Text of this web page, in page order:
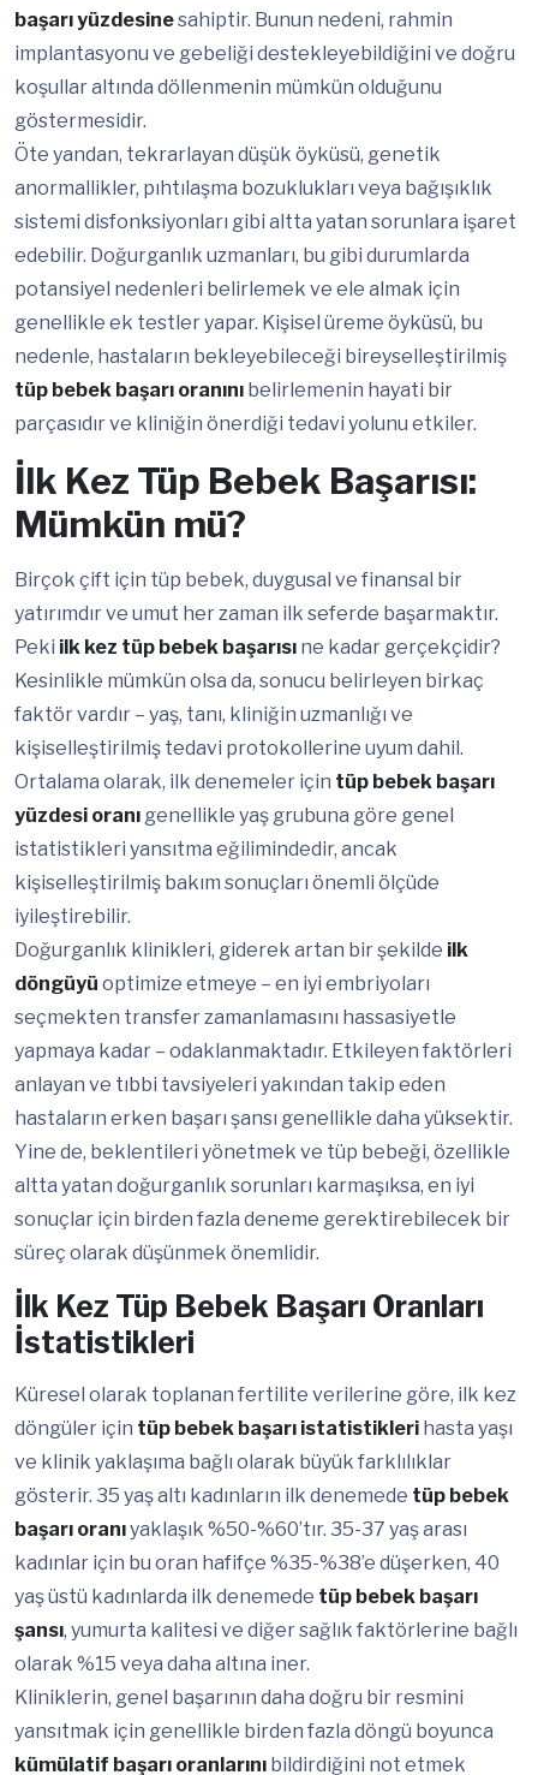
başarı yüzdesinesahiptir. Bunun nedeni, rahmin
implantasyonu ve gebeliği destekleyebildiğini ve doğru
koşullar altında döllenmenin mümkün olduğunu
göstermesidir.
Öte yandan, tekrarlayan düşük öyküsü, genetik
anormallikler, pıhtılaşma bozuklukları veya bağışıklık
sistemi disfonksiyonları gibi altta yatan sorunlara işaret
edebilir. Doğurganlık uzmanları, bu gibi durumlarda
potansiyel nedenleri belirlemek ve ele almak için
genellikle ek testler yapar. Kişisel üreme öyküsü, bu
nedenle, hastaların bekleyebileceği bireyselleştirilmiş
tüp bebek başarı oranını belirlemenin hayati bir
parçasıdır ve kliniğin önerdiği tedavi yolunu etkiler.
İlk Kez Tüp Bebek Başarısı:
Mümkün mü?
Birçok çift için tüp bebek, duygusal ve finansal bir
yatırımdır ve umut her zaman ilk seferde başarmaktır.
Peki ilk kez tüp bebek başarısı ne kadar gerçekçidir?
Kesinlikle mümkün olsa da, sonucu belirleyen birkaç
faktör vardır – yaş, tanı, kliniğin uzmanlığı ve
kişiselleştirilmiş tedavi protokollerine uyum dahil.
Ortalama olarak, ilk denemeler için tüp bebek başarı
yüzdesi oranı genellikle yaş grubuna göre genel
istatistikleri yansıtma eğilimindedir, ancak
kişiselleştirilmiş bakım sonuçları önemli ölçüde
iyileştirebilir.
Doğurganlık klinikleri, giderek artan bir şekilde ilk
döngüyü optimize etmeye – en iyi embriyoları
seçmekten transfer zamanlamasını hassasiyetle
yapmaya kadar – odaklanmaktadır. Etkileyen faktörleri
anlayan ve tıbbi tavsiyeleri yakından takip eden
hastaların erken başarı şansı genellikle daha yüksektir.
Yine de, beklentileri yönetmek ve tüp bebeği, özellikle
altta yatan doğurganlık sorunları karmaşıksa, en iyi
sonuçlar için birden fazla deneme gerektirebilecek bir
süreç olarak düşünmek önemlidir.
İlk Kez Tüp Bebek Başarı Oranları
İstatistikleri
Küresel olarak toplanan fertilite verilerine göre, ilk kez
döngüler için tüp bebek başarı istatistikleri hasta yaşı
ve klinik yaklaşıma bağlı olarak büyük farklılıklar
gösterir. 35 yaş altı kadınların ilk denemede tüp bebek
başarı oranıyaklaşık %50-%60’tır. 35-37 yaş arası
kadınlar için bu oran hafifçe %35-%38’e düşerken, 40
yaş üstü kadınlarda ilk denemede tüp bebek başarı
şansı, yumurta kalitesi ve diğer sağlık faktörlerine bağlı
olarak %15 veya daha altına iner.
Kliniklerin, genel başarının daha doğru bir resmini
yansıtmak için genellikle birden fazla döngü boyunca
kümülatif başarı oranlarını bildirdiğini not etmek